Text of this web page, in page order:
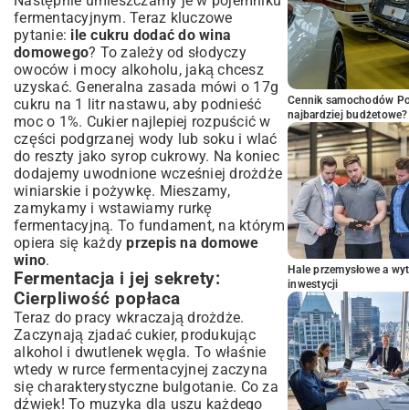
fermentacyjnym. Teraz kluczowe
pytanie: ile cukru dodać do wina
domowego? To zależy od słodyczy
owoców i mocy alkoholu, jaką chcesz
uzyskać. Generalna zasada mówi o 17g
cukru na 1 litr nastawu, aby podnieść
moc o 1%. Cukier najlepiej rozpuścić w
części podgrzanej wody lub soku i wlać
do reszty jako syrop cukrowy. Na koniec
dodajemy uwodnione wcześniej drożdże
winiarskie i pożywkę. Mieszamy,
zamykamy i wstawiamy rurkę
fermentacyjną. To fundament, na którym
opiera się każdyprzepis na domowe
wino.
Fermentacja i jej sekrety:
Cierpliwość popłaca
Teraz do pracy wkraczają drożdże.
Zaczynają zjadać cukier, produkując
alkohol i dwutlenek węgla. To właśnie
wtedy w rurce fermentacyjnej zaczyna
się charakterystyczne bulgotanie. Co za
dźwięk! To muzyka dla uszu każdego
Cennik samochodów
najbardziej budżetowe?
Hale przemysłowe a
inwestycji